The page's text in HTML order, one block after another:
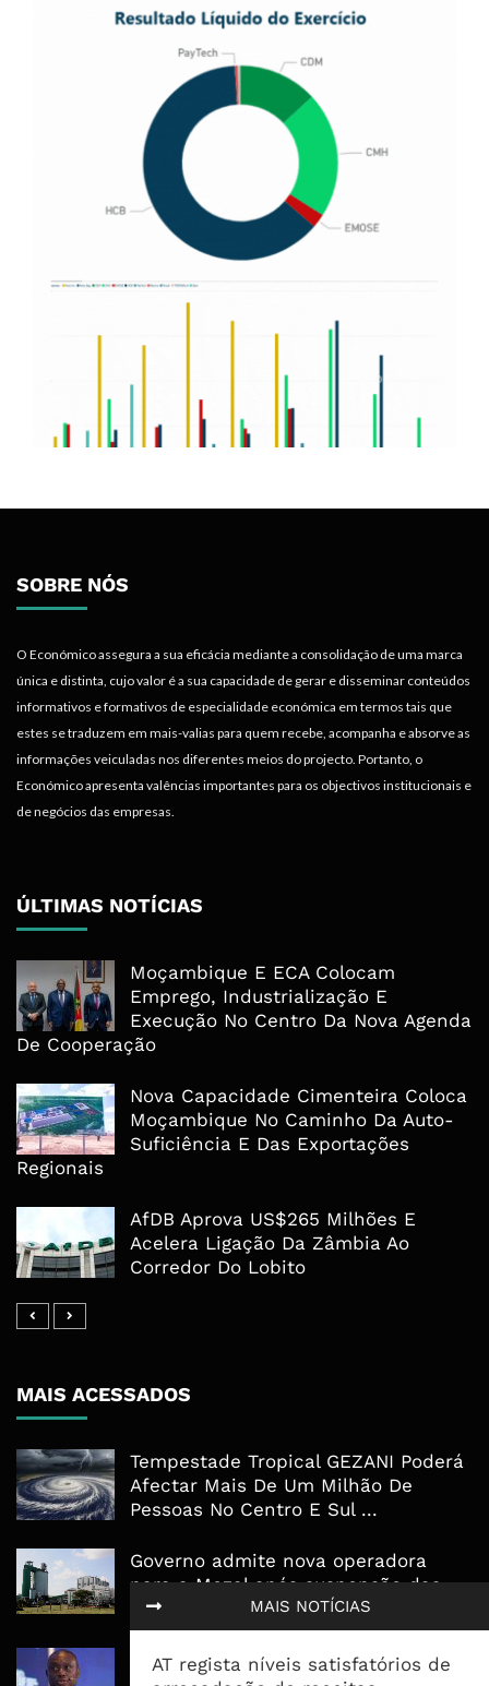
MAIS NOTÍCIAS
AT regista níveis satisfatórios de
SOBRE NÓS
O Económico assegura a sua eficácia mediante a consolidação de uma marca
única e distinta, cujo valor é a sua capacidade de gerar e disseminar conteúdos
informativos e formativos de especialidade económica em termos tais que
estes se traduzem em mais-valias para quem recebe, acompanha e absorve as
informações veiculadas nos diferentes meios do projecto. Portanto, o
Económico apresenta valências importantes para os objectivos institucionais e
de negócios das empresas.
ÚLTIMAS NOTÍCIAS
Moçambique E ECA Colocam
Emprego, Industrialização E
Execução No Centro Da Nova Agenda
De Cooperação
Nova Capacidade Cimenteira Coloca
Moçambique No Caminho Da Auto-
Suficiência E Das Exportações
Regionais
AfDB Aprova US$265 Milhões E
Acelera Ligação Da Zâmbia Ao
Corredor Do Lobito
MAIS ACESSADOS
Tempestade Tropical GEZANI Poderá
Afectar Mais De Um Milhão De
Pessoas No Centro E Sul ...
Governo admite nova operadora
para a Mozal após suspensão das
operações
CEO do Standard Bank pede ao